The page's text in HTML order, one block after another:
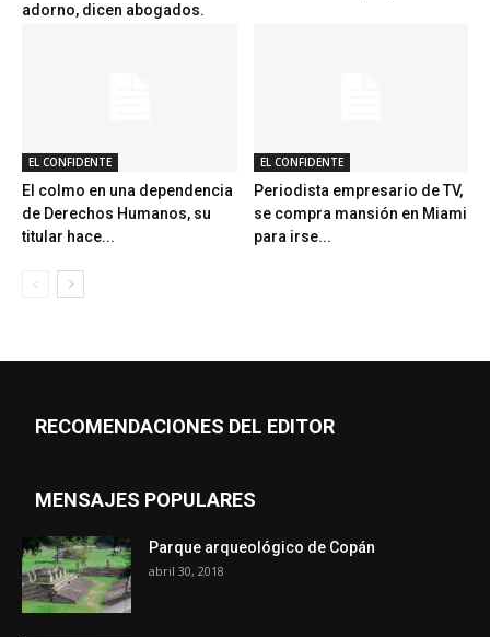
adorno, dicen abogados.
EL CONFIDENTE
El colmo en una dependencia
de Derechos Humanos, su
titular hace...
EL CONFIDENTE
Periodista empresario de TV,
se compra mansión en Miami
para irse...
RECOMENDACIONES DEL EDITOR
MENSAJES POPULARES
Parque arqueológico de Copán
abril 30, 2018